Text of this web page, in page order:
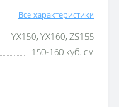
Все характеристики
YX150, YX160, ZS155
150-160 куб. см